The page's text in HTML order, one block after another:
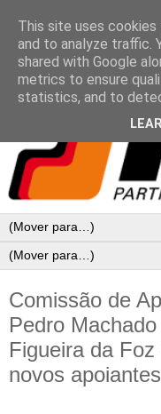
Comissão de
Pedro
Figueira da
novos apoiantes
This site uses
and to analyze traffic.
shared with Google
metrics to ensure
statistics, and to